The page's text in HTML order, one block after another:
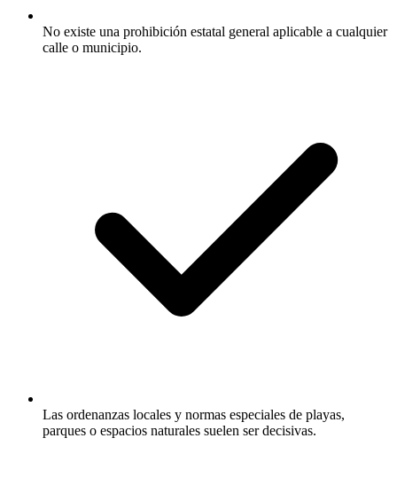
No existe una prohibición estatal general aplicable a cualquier
calle o municipio.
Las ordenanzas locales y normas especiales de playas,
parques o espacios naturales suelen ser decisivas.